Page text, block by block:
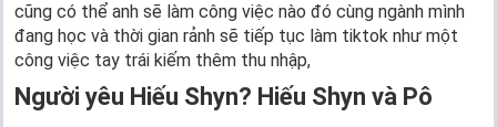
cũng có thể anh sẽ làm công việc nào đó cùng ngành mình
đang học và thời gian rảnh sẽ tiếp tục làm tiktok như một
công việc tay trái kiếm thêm thu nhập,
Người yêu Hiếu Shyn? Hiếu Shyn và Pô